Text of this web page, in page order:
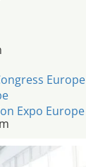
Europe
Expo Europe